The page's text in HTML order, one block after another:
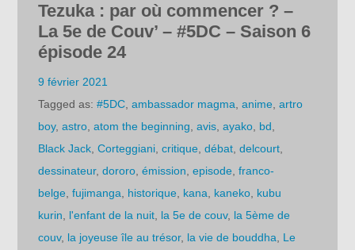
Tezuka : par où commencer ? –
La 5e de Couv’ – #5DC – Saison 6
épisode 24
9 février 2021
Tagged as:#5DC ,ambassador magma ,anime ,artro
boy,astro ,atom the beginning ,avis ,ayako bd
Black Jack ,Corteggiani ,critique ,débat ,delcourt
dessinateur,dororo ,émission ,episode ,franco-
belge ,fujimanga historique kana kaneko kubu
kurin
l'enfant de la nuit la 5e de couv, la 5ème de
couv, la joyeuse île au trésor, la vie de bouddha
Le